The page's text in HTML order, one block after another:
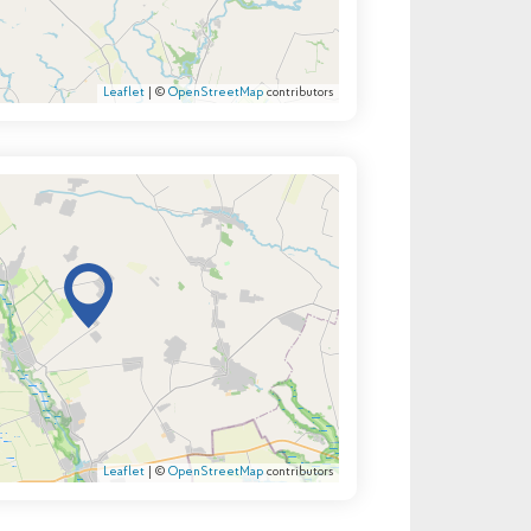
Leaflet | © OpenStreetMap contributors
Leaflet | © OpenStreetMap contributors